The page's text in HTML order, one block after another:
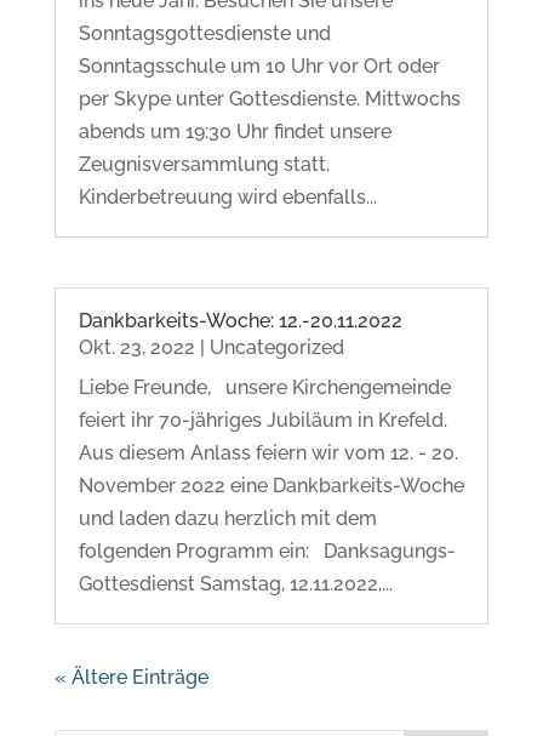
Sonntagsgottesdienste und
Sonntagsschule um 10 Uhr vor Ort oder
per Skype unter Gottesdienste. Mittwochs
abends um 19:30 Uhr findet unsere
Zeugnisversammlung statt.
Kinderbetreuung wird ebenfalls...
Dankbarkeits-Woche: 12.-20.11.2022
Okt. 23, 2022 | Uncategorized
Liebe Freunde, unsere Kirchengemeinde
feiert ihr 70-jähriges Jubiläum in Krefeld.
Aus diesem Anlass feiern wir vom 12. - 20.
November 2022 eine Dankbarkeits-Woche
und laden dazu herzlich mit dem
folgenden Programm ein: Danksagungs-
Gottesdienst Samstag, 12.11.2022,...
« Ältere Einträge